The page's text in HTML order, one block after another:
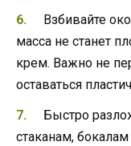
Взбивайте
масса не станет
крем. Важно не
оставаться
Быстро
стаканам,